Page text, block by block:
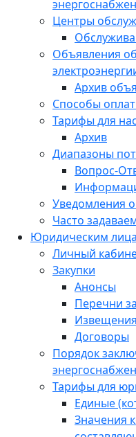
Центры
Объявления
Архив
Способы
Тарифы для
Архив
Диапазоны
Вопрос-
Уведомления
Часто
Юридическим
Личный
Закупки
Анонсы
Перечни
Извещения
Договоры
Порядок
Тарифы для
Единые
Значения